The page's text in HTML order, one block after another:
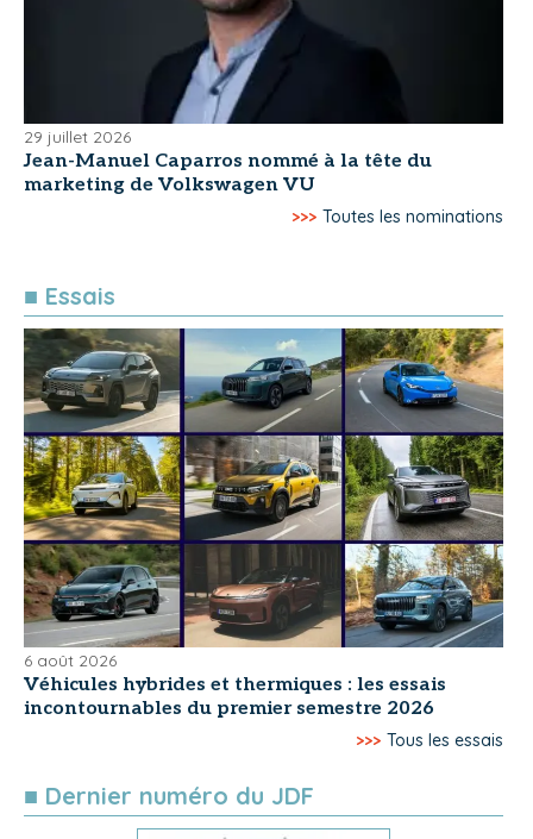
29 juillet 2026
Jean-Manuel Caparros nommé à la tête du
marketing de Volkswagen VU
>>> Toutes les nominations
■ Essais
6 août 2026
Véhicules hybrides et thermiques : les essais
incontournables du premier semestre 2026
>>> Tous les essais
■ Dernier numéro du JDF